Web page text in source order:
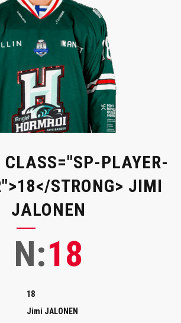
CLASS="SP-PLAYER-
STRONG> JIMI
JALONEN
N:18
18
Jimi JALONEN